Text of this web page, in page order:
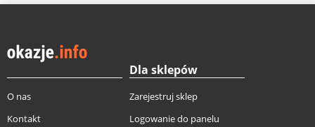
O nas
Kontakt
Dla sklepów
Zarejestruj sklep
Logowanie do panelu